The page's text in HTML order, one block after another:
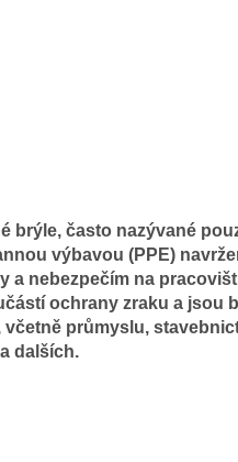
brýle, často nazývané
výbavou (PPE)
a nebezpečím na
ochrany zraku a jsou
včetně průmyslu,
dalších.